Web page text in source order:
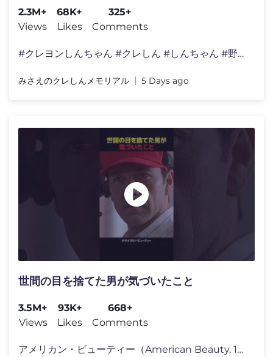
わり #爆笑
2.3M+
Views
68K+
Likes
325+
Comments
#クレヨンしんちゃん #クレしん #しんちゃん #野原
みさえのクレしんメモリアル 5 Days ago
世間の目を捨てた男が気づいたこと
3.5M+
Views
93K+
Likes
668+
Comments
アメリカン・ビューティー（American Beauty, 1999） 監督